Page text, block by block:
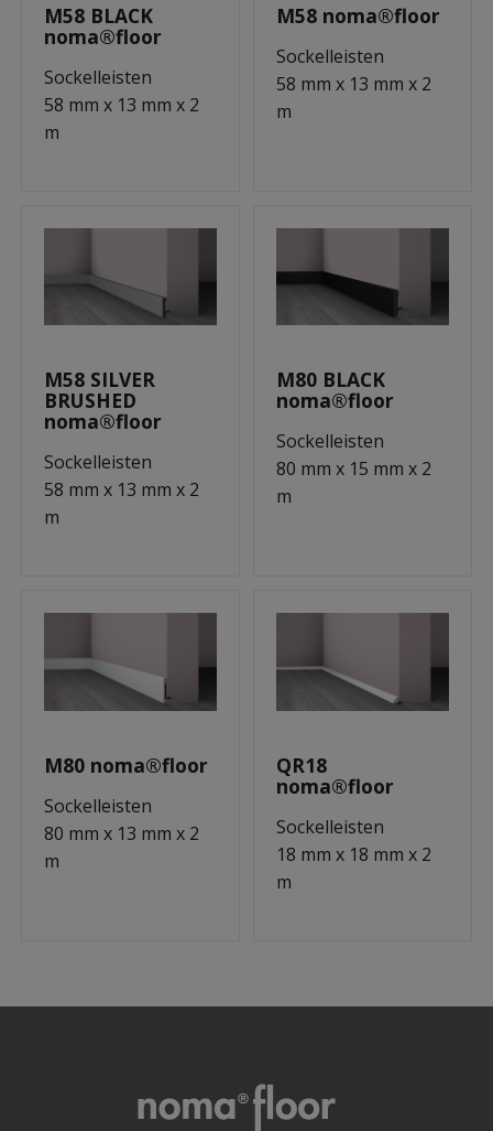
M58 BLACK
noma®floor
Sockelleisten
58 mm x 13 mm x 2
m
M58 noma®floor
Sockelleisten
58 mm x 13 mm x 2
m
M58 SILVER
BRUSHED
noma®floor
Sockelleisten
58 mm x 13 mm x 2
m
M80 BLACK
noma®floor
Sockelleisten
80 mm x 15 mm x 2
m
M80 noma®floor
Sockelleisten
80 mm x 13 mm x 2
m
QR18
noma®floor
Sockelleisten
18 mm x 18 mm x 2
m